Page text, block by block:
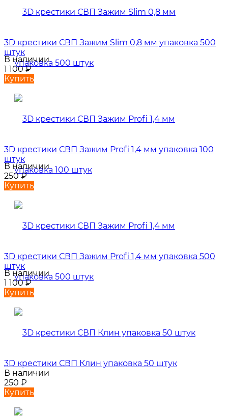
3D крестики СВП Зажим Slim 0,8 мм упаковка 500
штук
В наличии
1 100₽
Купить
3D крестики СВП Зажим Profi 1,4 мм упаковка 100
штук
В наличии
250₽
Купить
3D крестики СВП Зажим Profi 1,4 мм упаковка 500
штук
В наличии
1 100₽
Купить
3D крестики СВП Клин упаковка 50 штук
В наличии
250 ₽
Купить